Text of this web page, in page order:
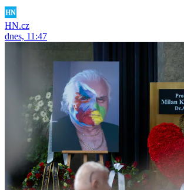
HN.cz
dnes, 11:47